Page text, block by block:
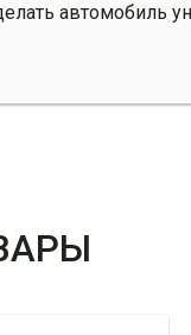
автомобиль